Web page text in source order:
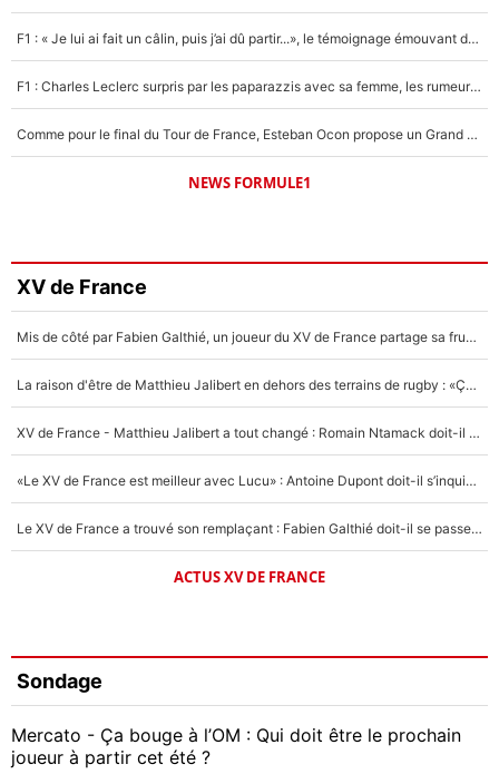
F1 : « Je lui ai fait un câlin, puis j’ai dû partir...», le témoignage émouvant de Max Verstappen sur sa fille
F1 : Charles Leclerc surpris par les paparazzis avec sa femme, les rumeurs étaient vraies !
Comme pour le final du Tour de France, Esteban Ocon propose un Grand Prix de Formule 1 à Paris : «Autour de l’Arc de Triomphe, ce serait génial» !
NEWS FORMULE1
XV de France
Mis de côté par Fabien Galthié, un joueur du XV de France partage sa frustration : «ils ne me l’ont pas dit tout de suite»
La raison d'être de Matthieu Jalibert en dehors des terrains de rugby : «Ça m'atteint autant que si tu touches à un membre de ma famille»
XV de France - Matthieu Jalibert a tout changé : Romain Ntamack doit-il s’inquiéter pour sa place à un an de la Coupe du monde ?
«Le XV de France est meilleur avec Lucu» : Antoine Dupont doit-il s’inquiéter pour sa place ?
Le XV de France a trouvé son remplaçant : Fabien Galthié doit-il se passer d'Antoine Dupont ?
ACTUS XV DE FRANCE
Sondage
Mercato - Ça bouge à l’OM : Qui doit être le prochain
joueur à partir cet été ?